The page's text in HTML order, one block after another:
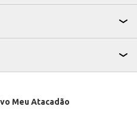
Resfriada oferece um produto de
para o seu negócio quanto para
Meu Atacadão